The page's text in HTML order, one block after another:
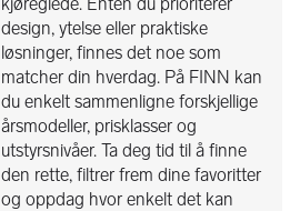
design, ytelse eller praktiske
løsninger, finnes det noe som
matcher din hverdag. På FINN kan
du enkelt sammenligne forskjellige
årsmodeller, prisklasser og
utstyrsnivåer. Ta deg tid til å finne
den rette, filtrer frem dine favoritter
og oppdag hvor enkelt det kan